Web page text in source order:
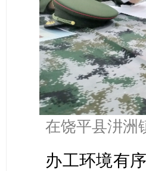
在饶平县汫洲
办工环境有